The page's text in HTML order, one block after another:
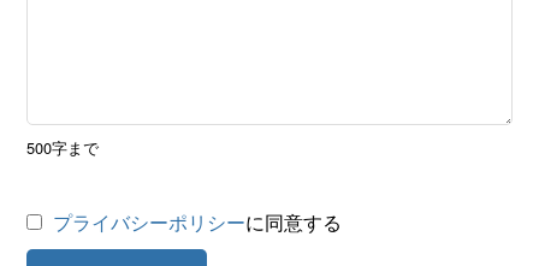
500字まで
プライバシーポリシーに同意する